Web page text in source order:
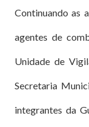
Continuando as
agentes de
Unidade de
Secretaria
integrantes da